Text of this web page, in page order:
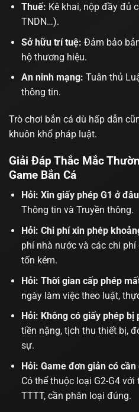
Thuế: Kê khai, nộp đầy đủ
TNDN…).
Sở hữu trí tuệ: Đảm bảo
hộ thương hiệu.
An ninh mạng: Tuân thủ
thông tin.
Trò chơi bắn cá dù hấp dẫn
khuôn khổ pháp luật.
Giải Đáp Thắc Mắc
Game Bắn Cá
Hỏi: Xin giấy phép G1 ở
Thông tin và Truyền thông.
Hỏi: Chi phí xin phép
phí nhà nước và các chi
tốn kém.
Hỏi: Thời gian cấp phép
ngày làm việc theo luật,
Hỏi: Không có giấy phép bị
tiền nặng, tịch thu thiết bị,
sự.
Hỏi: Game đơn giản có
Có thể thuộc loại G2-G4
TTTT, cần phân loại đúng.